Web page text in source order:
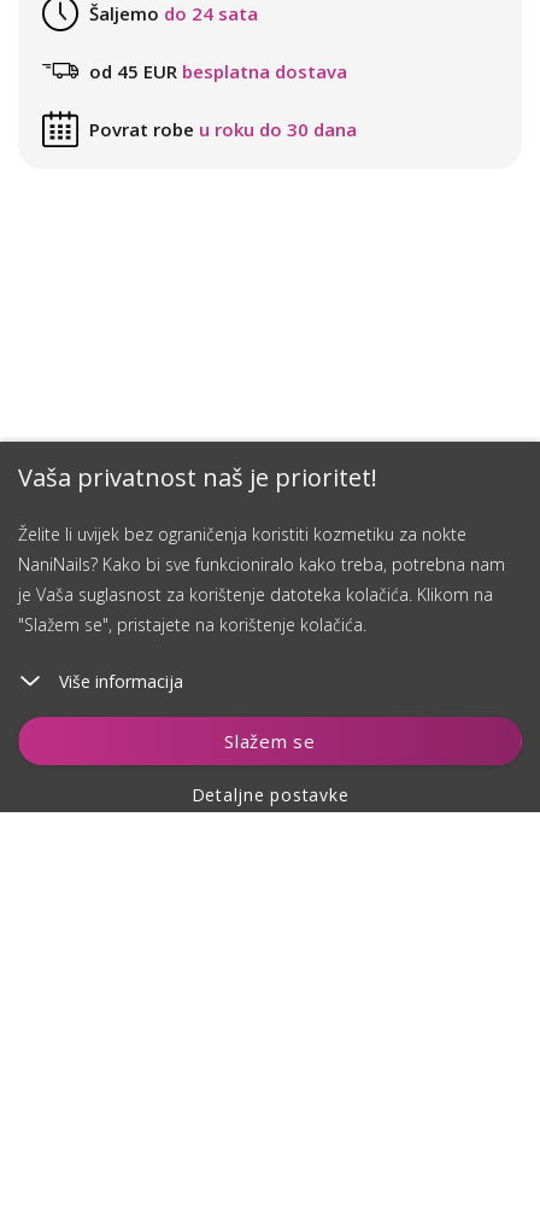
Vaša privatnost naš je prioritet!
Želite li uvijek bez ograničenja koristiti kozmetiku za nokte
NaniNails? Kako bi sve funkcioniralo kako treba, potrebna nam
je Vaša suglasnost za korištenje datoteka kolačića. Klikom na
"Slažem se", pristajete na korištenje kolačića.
Više informacija
Slažem se
Detaljne postavke
Dodaj u košaricu
Šaljemo do 24 sata
od 45 EUR besplatna dostava
Povrat robe u roku do 30 dana